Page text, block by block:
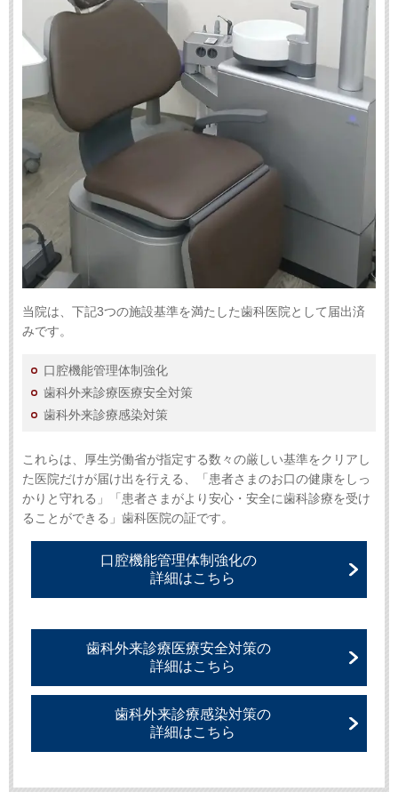
当院は、下記3つの施設基準を満たした歯科医院として届出済
みです。
口腔機能管理体制強化
歯科外来診療医療安全対策
歯科外来診療感染対策
これらは、厚生労働省が指定する数々の厳しい基準をクリアし
た医院だけが届け出を行える、「患者さまのお口の健康をしっ
かりと守れる」「患者さまがより安心・安全に歯科診療を受け
ることができる」歯科医院の証です。
口腔機能管理体制強化の
詳細はこちら
歯科外来診療医療安全対策の
詳細はこちら
歯科外来診療感染対策の
詳細はこちら